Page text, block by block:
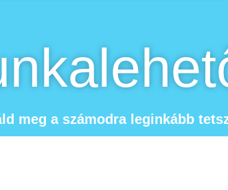
meg a számodra leginkább